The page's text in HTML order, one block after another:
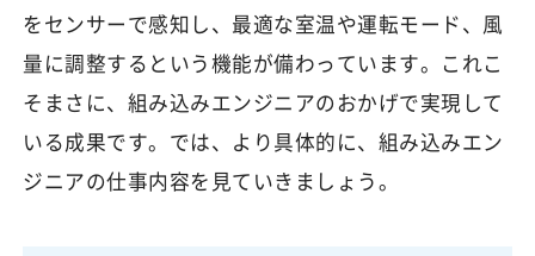
をセンサーで感知し、最適な室温や運転モード、風
量に調整するという機能が備わっています。これこ
そまさに、組み込みエンジニアのおかげで実現して
いる成果です。では、より具体的に、組み込みエン
ジニアの仕事内容を見ていきましょう。